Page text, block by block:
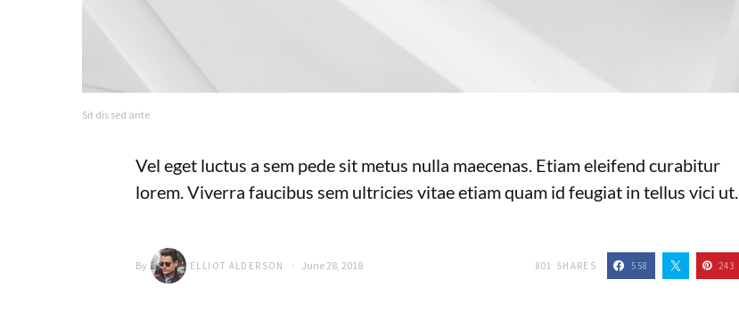
Sit dis sed ante
Vel eget luctus a sem pede sit metus nulla maecenas. Etiam eleifend curabitur
lorem. Viverra faucibus sem ultricies vitae etiam quam id feugiat in tellus vici ut.
By ELLIOT ALDERSON June 28, 2018 801 SHARES 558 243